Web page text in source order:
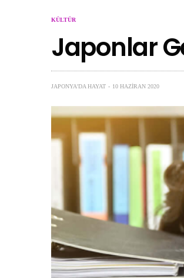
KÜLTÜR
Japonlar
JAPONYA'DA HAYAT 10 HAZIRAN 2020